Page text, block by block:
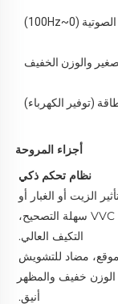
أجزاء المروحة
نظام تحكم ذكي
التكيف العالي.
أنيق.